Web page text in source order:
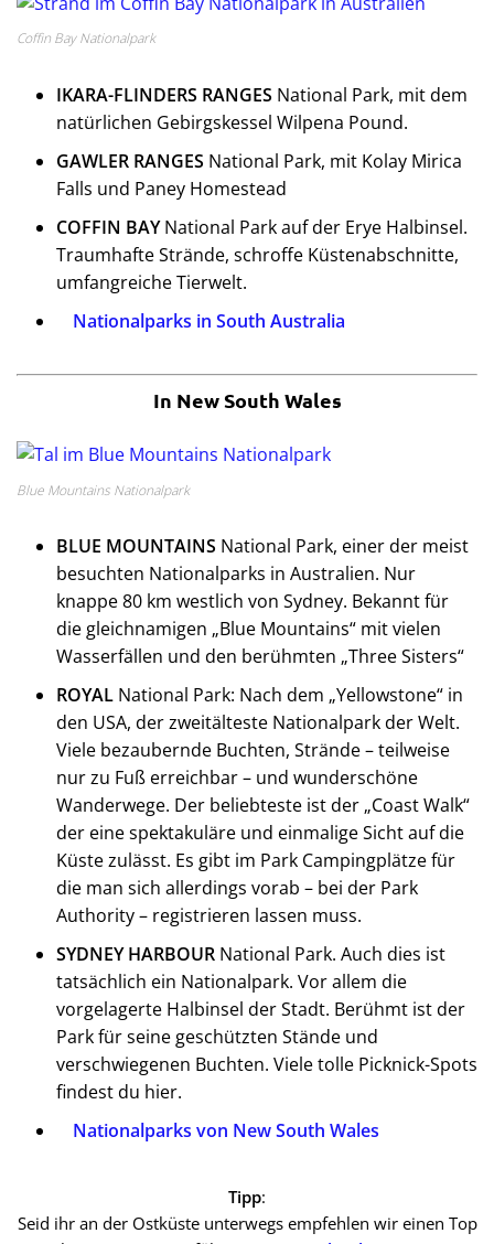
Coffin Bay Nationalpark
IKARA-FLINDERS RANGES National Park, mit dem
natürlichen Gebirgskessel Wilpena Pound.
GAWLER RANGES National Park, mit Kolay Mirica
Falls und Paney Homestead
COFFIN BAYNational Park auf der Erye Halbinsel.
Traumhafte Strände, schroffe Küstenabschnitte,
umfangreiche Tierwelt.
Nationalparks in South Australia
In New South Wales
Blue Mountains Nationalpark
BLUE MOUNTAINS National Park, einer der meist
besuchten Nationalparks in Australien. Nur
knappe 80 km westlich von Sydney. Bekannt für
die gleichnamigen „Blue Mountains“ mit vielen
Wasserfällen und den berühmten „Three Sisters“
ROYAL National Park: Nach dem „Yellowstone“ in
den USA, der zweitälteste Nationalpark der Welt.
Viele bezaubernde Buchten, Strände – teilweise
nur zu Fuß erreichbar – und wunderschöne
Wanderwege. Der beliebteste ist der „Coast Walk“
der eine spektakuläre und einmalige Sicht auf die
Küste zulässt. Es gibt im Park Campingplätze für
die man sich allerdings vorab – bei der Park
Authority – registrieren lassen muss.
SYDNEY HARBOUR National Park. Auch dies ist
tatsächlich ein Nationalpark. Vor allem die
vorgelagerte Halbinsel der Stadt. Berühmt ist der
Park für seine geschützten Stände und
verschwiegenen Buchten. Viele tolle Picknick-Spots
findest du hier.
Nationalparks von New South Wales
Tipp:
Seid ihr an der Ostküste unterwegs empfehlen wir einen Top